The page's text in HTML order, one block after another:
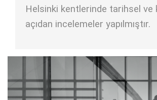
Helsinki kentlerinde tarihsel ve
açıdan incelemeler yapılmıştır.